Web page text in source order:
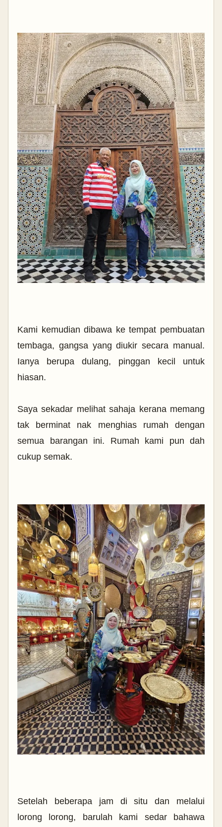
Kami kemudian dibawa ke tempat pembuatan
tembaga, gangsa yang diukir secara manual.
Ianya berupa dulang, pinggan kecil untuk
hiasan.
Saya sekadar melihat sahaja kerana memang
tak berminat nak menghias rumah dengan
semua barangan ini. Rumah kami pun dah
cukup semak.
Setelah beberapa jam di situ dan melalui
lorong lorong, barulah kami sedar bahawa